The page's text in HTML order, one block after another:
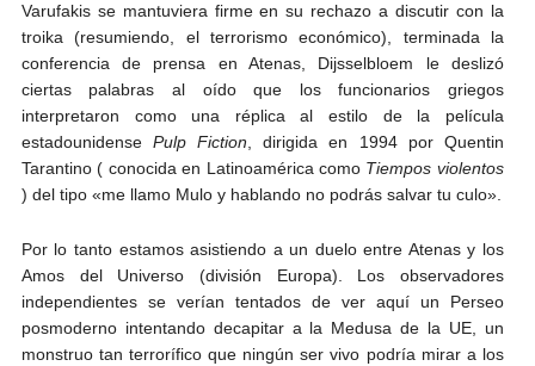
Varufakis se mantuviera firme en su rechazo a discutir con la
troika (resumiendo, el terrorismo económico), terminada la
conferencia de prensa en Atenas, Dijsselbloem le deslizó
ciertas palabras al oído que los funcionarios griegos
interpretaron como una réplica al estilo de la película
estadounidensePulp Fiction, dirigida en 1994 por Quentin
Tarantino ( conocida en Latinoamérica como Tiempos violentos
) del tipo «me llamo Mulo y hablando no podrás salvar tu culo».
Por lo tanto estamos asistiendo a un duelo entre Atenas y los
Amos del Universo (división Europa). Los observadores
independientes se verían tentados de ver aquí un Perseo
posmoderno intentando decapitar a la Medusa de la UE, un
monstruo tan terrorífico que ningún ser vivo podría mirar a los